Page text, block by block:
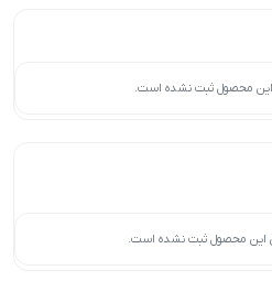
این محصول ثبت نشده است.
این محصول ثبت نشده است.